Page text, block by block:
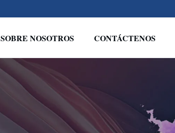
SOBRE NOSOTROS CONTÁCTENOS